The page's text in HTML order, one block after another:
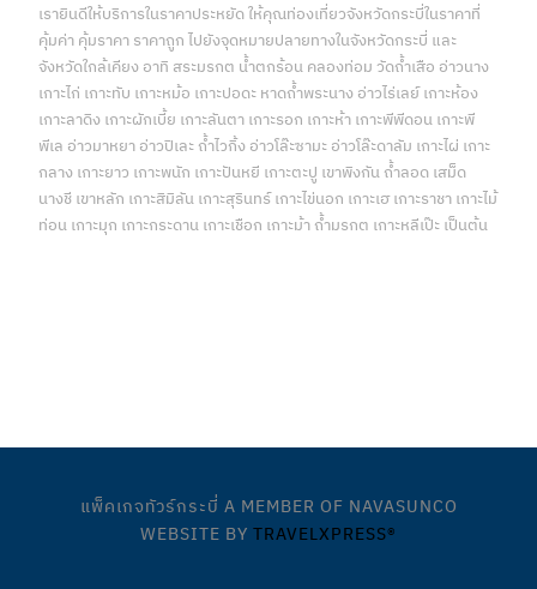
เรายินดีให้บริการในราคาประหยัด ให้คุณท่องเที่ยวจังหวัดกระบี่ในราคาที่
คุ้มค่า คุ้มราคา ราคาถูก ไปยังจุดหมายปลายทางในจังหวัดกระบี่ และ
จังหวัดใกล้เคียง อาทิ สระมรกต น้ำตกร้อน คลองท่อม วัดถ้ำเสือ อ่าวนาง
เกาะไก่ เกาะทับ เกาะหม้อ เกาะปอดะ หาดถ้ำพระนาง อ่าวไร่เลย์ เกาะห้อง
เกาะลาดิง เกาะผักเบี้ย เกาะลันตา เกาะรอก เกาะห้า เกาะพีพีดอน เกาะพี
พีเล อ่าวมาหยา อ่าวปิเละ ถ้ำไวกิ้ง อ่าวโล๊ะซามะ อ่าวโล๊ะดาลัม เกาะไผ่ เกาะ
กลาง เกาะยาว เกาะพนัก เกาะปันหยี เกาะตะปู เขาพิงกัน ถ้ำลอด เสม็ด
นางชี เขาหลัก เกาะสิมิลัน เกาะสุรินทร์ เกาะไข่นอก เกาะเฮ เกาะราชา เกาะไม้
ท่อน เกาะมุก เกาะกระดาน เกาะเชือก เกาะม้า ถ้ำมรกต เกาะหลีเป๊ะ เป็นต้น
แพ็คเกจทัวร์กระบี่ A MEMBER OF NAVASUNCO
WEBSITE BY TRAVELXPRESS®